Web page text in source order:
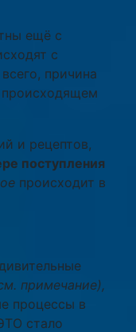
ещё с
с
причина
происходящем
и рецептов,
поступления
происходит в
примечание),
процессы в
стало